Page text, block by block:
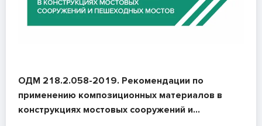
ОДМ 218.2.058-2019. Рекомендации по
применению композиционных материалов в
конструкциях мостовых сооружений и